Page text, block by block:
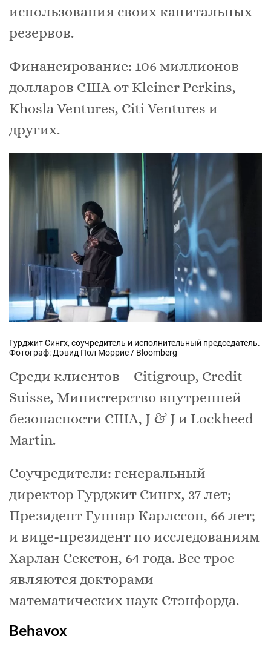
использования своих капитальных
резервов.
Финансирование: 106 миллионов
долларов США от Kleiner Perkins,
Khosla Ventures, Citi Ventures и
других.
Гурджит Сингх, соучредитель и исполнительный председатель.
Фотограф: Дэвид Пол Моррис / Bloomberg
Среди клиентов – Citigroup, Credit
Suisse, Министерство внутренней
безопасности США, J & J и Lockheed
Martin.
Соучредители: генеральный
директор Гурджит Сингх, 37 лет;
Президент Гуннар Карлссон, 66 лет;
и вице-президент по исследованиям
Харлан Секстон, 64 года. Все трое
являются докторами
математических наук Стэнфорда.
Behavox